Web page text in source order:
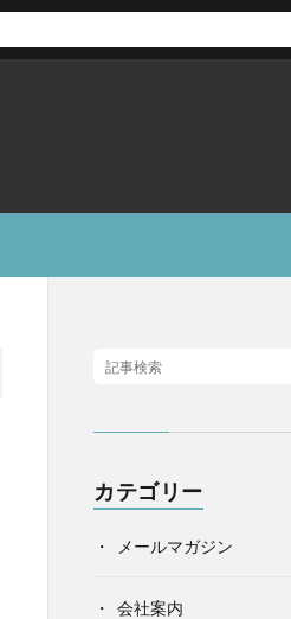
カテゴリー
メールマガジン
会社案内